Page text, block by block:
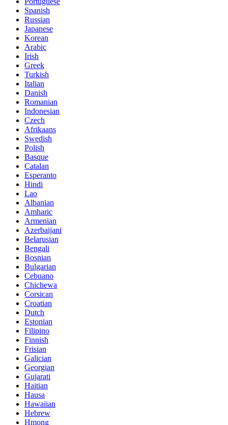
Spanish
Russian
Japanese
Korean
Arabic
Irish
Greek
Turkish
Italian
Danish
Romanian
Indonesian
Czech
Afrikaans
Swedish
Polish
Basque
Catalan
Esperanto
Hindi
Lao
Albanian
Amharic
Armenian
Azerbaijani
Belarusian
Bengali
Bosnian
Bulgarian
Cebuano
Chichewa
Corsican
Croatian
Dutch
Estonian
Filipino
Finnish
Frisian
Galician
Georgian
Gujarati
Haitian
Hausa
Hawaiian
Hebrew
Hmong